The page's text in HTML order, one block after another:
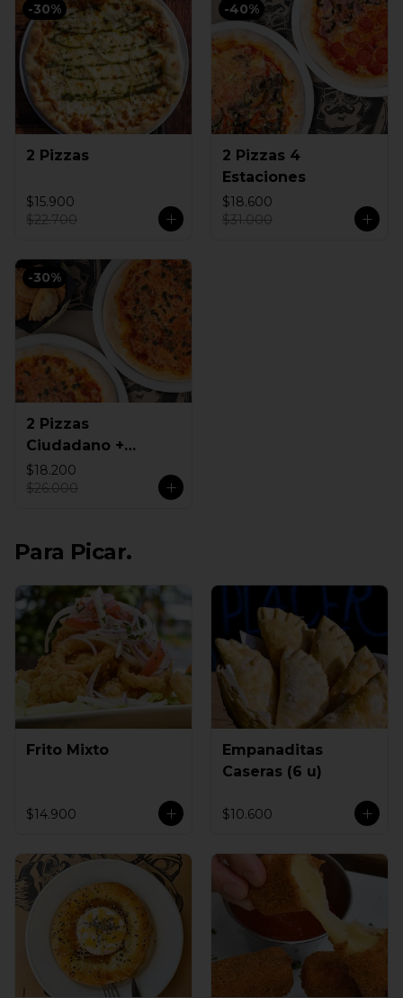
-30%
2 Pizzas
$15.900
$22.700
-40%
2 Pizzas 4
Estaciones
$18.600
$31.000
-30%
2 Pizzas
Ciudadano +
Empanadas
$18.200
$26.000
Para Picar.
Frito Mixto
$14.900
Empanaditas
Caseras (6 u)
$10.600